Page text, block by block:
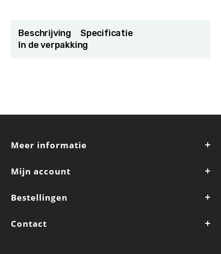
Beschrijving
Specificatie
In de verpakking
Meer informatie
Mijn account
Bestellingen
Contact